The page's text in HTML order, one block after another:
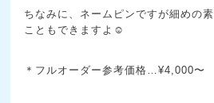
ちなみに、ネームピンですが細めの
こともできますよ☺️
＊フルオーダー参考価格…¥4,000〜